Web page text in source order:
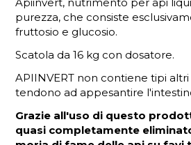
Apiinvert, nutrimento per api
purezza, che consiste
fruttosio e glucosio.
Scatola da 16 kg con dosatore.
APIINVERT non contiene tipi
tendono ad appesantire
Grazie all'uso di questo
quasi completamente